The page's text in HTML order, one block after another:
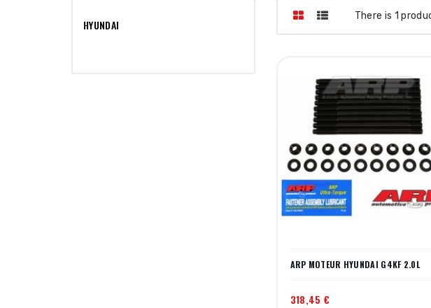
HYUNDAI
There is 1
ARP MOTEUR HYUNDAI G4KF 2.0L
318,45 €